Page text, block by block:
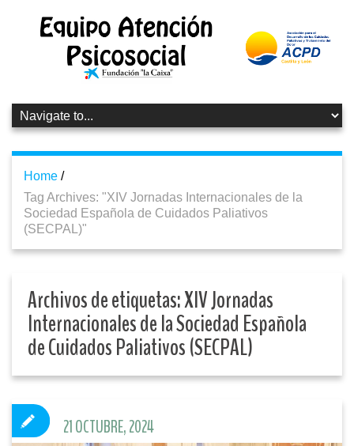
Home /
Tag Archives: "XIV Jornadas Internacionales de la
Sociedad Española de Cuidados Paliativos
(SECPAL)"
Archivos de etiquetas:XIV Jornadas
Internacionales de la Sociedad Española
de Cuidados Paliativos (SECPAL)
21 OCTUBRE, 2024